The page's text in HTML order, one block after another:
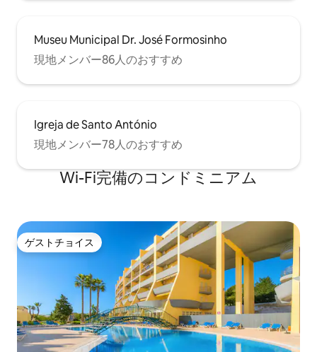
Museu Municipal Dr. José Formosinho
現地メンバー86人のおすすめ
Igreja de Santo António
現地メンバー78人のおすすめ
Wi-Fi完備のコンドミニアム
ゲストチョイス
ゲストチョイス